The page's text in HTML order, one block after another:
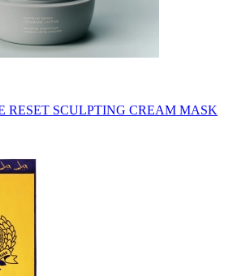
RESET SCULPTING CREAM MASK